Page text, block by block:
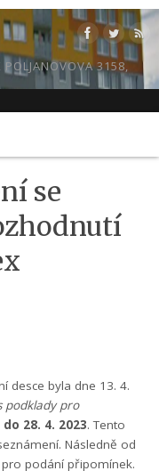
POLJANOVOVA 3158,
se
desce byla dne 13. 4.
podklady pro
do 28. 4. 2023. Tento
Následně od
podání připomínek.